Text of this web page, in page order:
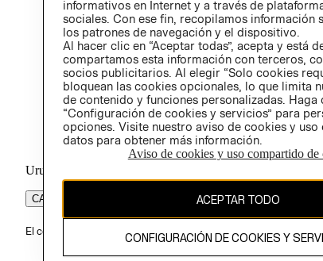
Uruguay ($U)
CAMBIAR REGIÓN
El contenido de esta página web está protegido por copyright y
informativos en Internet y a través de
sociales. Con ese fin, recopilamos información
los patrones de navegación y el dispositivo.
Al hacer clic en “Aceptar todas”, acepta y está
compartamos esta información con terceros,
socios publicitarios. Al elegir “Solo cookies
bloquean las cookies opcionales, lo que limita
de contenido y funciones personalizadas. Haga
“Configuración de cookies y servicios” para
opciones. Visite nuestro aviso de cookies y
datos para obtener más información.
Aviso de cookies y uso compartido de
ACEPTAR TODO
CONFIGURACIÓN DE COOKIES Y